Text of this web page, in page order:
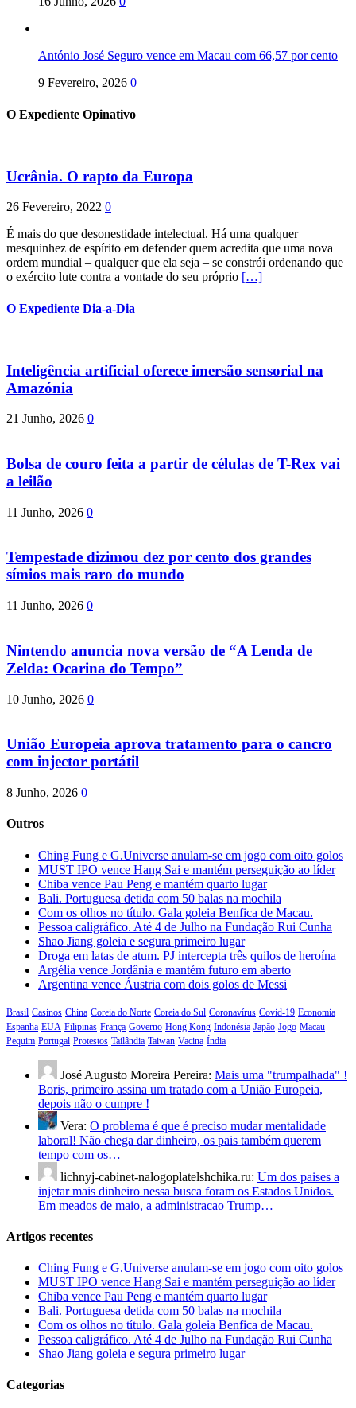
António José Seguro vence em Macau com 66,57 por cento
9 Fevereiro, 2026 0
O Expediente Opinativo
Ucrânia. O rapto da Europa
26 Fevereiro, 2022 0
É mais do que desonestidade intelectual. Há uma qualquer
mesquinhez de espírito em defender quem acredita que uma nova
ordem mundial – qualquer que ela seja – se constrói ordenando que
o exército lute contra a vontade do seu próprio […]
O Expediente Dia-a-Dia
Inteligência artificial oferece imersão sensorial na
Amazónia
21 Junho, 2026 0
Bolsa de couro feita a partir de células de T-Rex vai
a leilão
11 Junho, 2026 0
Tempestade dizimou dez por cento dos grandes
símios mais raro do mundo
11 Junho, 2026 0
Nintendo anuncia nova versão de “A Lenda de
Zelda: Ocarina do Tempo”
10 Junho, 2026 0
União Europeia aprova tratamento para o cancro
com injector portátil
8 Junho, 2026 0
Outros
Ching Fung e G.Universe anulam-se em jogo com oito golos
MUST IPO vence Hang Sai e mantém perseguição ao líder
Chiba vence Pau Peng e mantém quarto lugar
Bali. Portuguesa detida com 50 balas na mochila
Com os olhos no título. Gala goleia Benfica de Macau.
Pessoa caligráfico. Até 4 de Julho na Fundação Rui Cunha
Shao Jiang goleia e segura primeiro lugar
Droga em latas de atum. PJ intercepta três quilos de heroína
Argélia vence Jordânia e mantém futuro em aberto
Argentina vence Áustria com dois golos de Messi
Brasil Casinos China Coreia do Norte Coreia do Sul Coronavírus Covid-19 Economia
Espanha EUA Filipinas França Governo Hong Kong Indonésia Japão Jogo Macau
Pequim Portugal Protestos Tailândia Taiwan Vacina Índia
José Augusto Moreira Pereira: Mais uma "trumpalhada" !
Boris, primeiro assina um tratado com a União Europeia,
depois não o cumpre !
Vera: O problema é que é preciso mudar mentalidade
laboral! Não chega dar dinheiro, os pais também querem
tempo com os…
lichnyj-cabinet-nalogoplatelshchika.ru: Um dos paises a
injetar mais dinheiro nessa busca foram os Estados Unidos.
Em meados de maio, a administracao Trump…
Artigos recentes
Ching Fung e G.Universe anulam-se em jogo com oito golos
MUST IPO vence Hang Sai e mantém perseguição ao líder
Chiba vence Pau Peng e mantém quarto lugar
Bali. Portuguesa detida com 50 balas na mochila
Com os olhos no título. Gala goleia Benfica de Macau.
Pessoa caligráfico. Até 4 de Julho na Fundação Rui Cunha
Shao Jiang goleia e segura primeiro lugar
Categorias